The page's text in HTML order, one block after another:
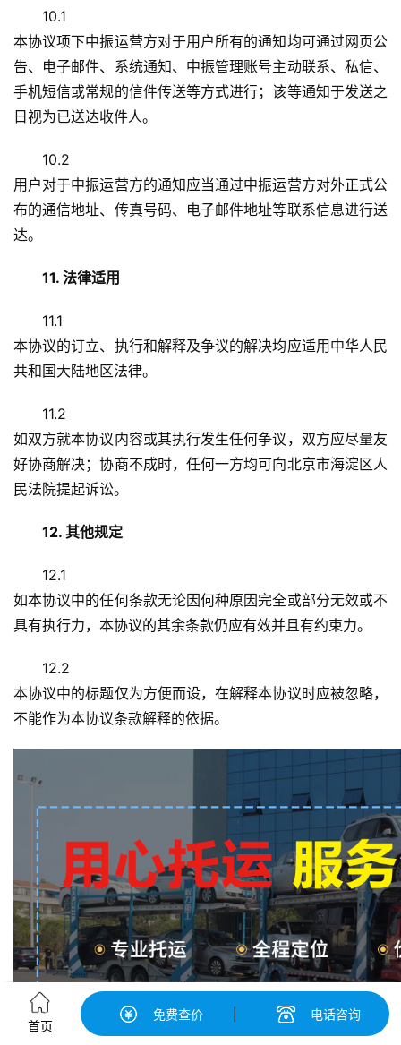
10.1
本协议项下中振运营方对于用户所有的通知均可通过网页公
告、电子邮件、系统通知、中振管理账号主动联系、私信、
手机短信或常规的信件传送等方式进行；该等通知于发送之
日视为已送达收件人。
10.2
用户对于中振运营方的通知应当通过中振运营方对外正式公
布的通信地址、传真号码、电子邮件地址等联系信息进行送
达。
11. 法律适用
11.1
本协议的订立、执行和解释及争议的解决均应适用中华人民
共和国大陆地区法律。
11.2
如双方就本协议内容或其执行发生任何争议，双方应尽量友
好协商解决；协商不成时，任何一方均可向北京市海淀区人
民法院提起诉讼。
12. 其他规定
12.1
如本协议中的任何条款无论因何种原因完全或部分无效或不
具有执行力，本协议的其余条款仍应有效并且有约束力。
12.2
本协议中的标题仅为方便而设，在解释本协议时应被忽略，
不能作为本协议条款解释的依据。
首页
免费查价 电话咨询